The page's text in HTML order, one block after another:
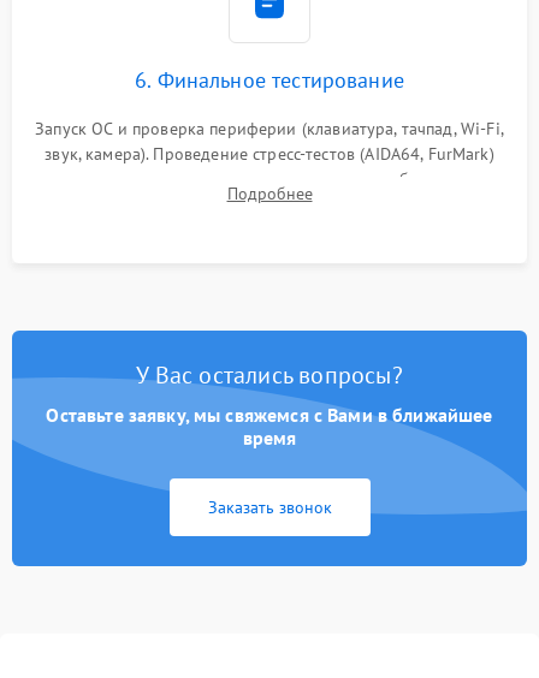
6. Финальное тестирование
Запуск ОС и проверка периферии (клавиатура, тачпад, Wi-Fi,
звук, камера). Проведение стресс-тестов (AIDA64, FurMark)
для контроля температурного режима и стабильности
системы под пиковой нагрузкой.
Подробнее
У Вас остались вопросы?
Оставьте заявку, мы свяжемся с Вами в ближайшее
время
Заказать звонок